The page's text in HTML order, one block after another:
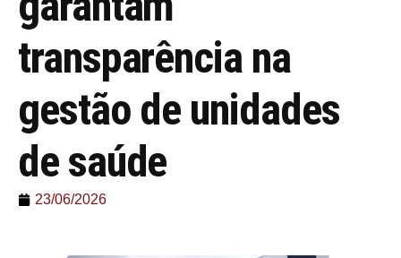
transparência na
gestão de unidades
de saúde
23/06/2026